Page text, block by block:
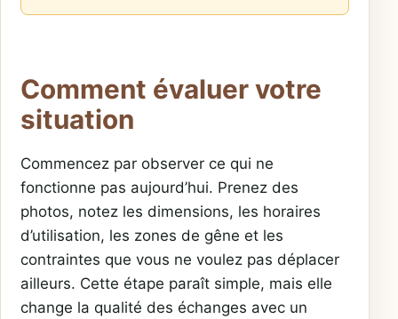
Comment évaluer votre
situation
Commencez par observer ce qui ne
fonctionne pas aujourd’hui. Prenez des
photos, notez les dimensions, les horaires
d’utilisation, les zones de gêne et les
contraintes que vous ne voulez pas déplacer
ailleurs. Cette étape paraît simple, mais elle
change la qualité des échanges avec un